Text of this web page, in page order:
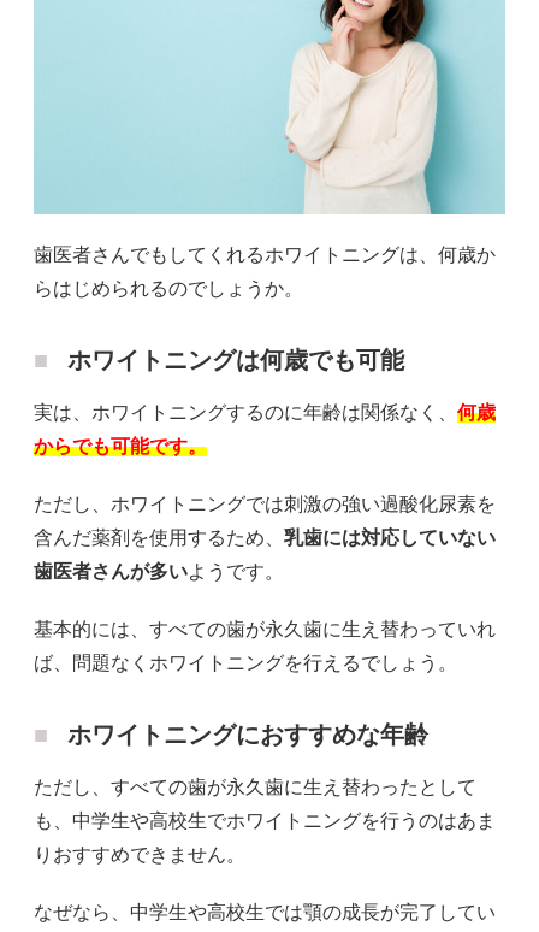
歯医者さんでもしてくれるホワイトニングは、何歳か
らはじめられるのでしょうか。
ホワイトニングは何歳でも可能
実は、ホワイトニングするのに年齢は関係なく、 何歳
からでも可能です。
ただし、ホワイトニングでは刺激の強い過酸化尿素を
含んだ薬剤を使用するため、 乳歯には対応していない
歯医者さんが多いようです。
基本的には、すべての歯が永久歯に生え替わっていれ
ば、問題なくホワイトニングを行えるでしょう。
ホワイトニングにおすすめな年齢
ただし、すべての歯が永久歯に生え替わったとして
も、中学生や高校生でホワイトニングを行うのはあま
りおすすめできません。
なぜなら、中学生や高校生では顎の成長が完了してい